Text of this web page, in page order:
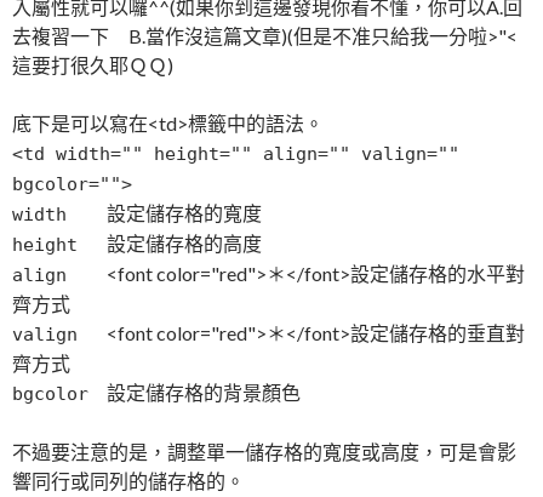
入屬性就可以囉^^(如果你到這邊發現你看不懂，你可以A.回
去複習一下 B.當作沒這篇文章)(但是不准只給我一分啦>"<
這要打很久耶ＱＱ)
底下是可以寫在<td>標籤中的語法。
<td width="" height="" align="" valign=""
bgcolor="">
width 設定儲存格的寬度
height 設定儲存格的高度
align <font color="red">＊</font>設定儲存格的水平對
齊方式
valign <font color="red">＊</font>設定儲存格的垂直對
齊方式
bgcolor 設定儲存格的背景顏色
不過要注意的是，調整單一儲存格的寬度或高度，可是會影
響同行或同列的儲存格的。